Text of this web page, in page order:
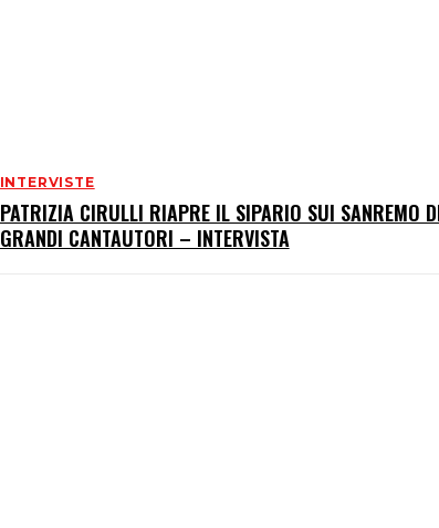
INTERVISTE
PATRIZIA CIRULLI RIAPRE IL SIPARIO SUI SANREMO
GRANDI CANTAUTORI – INTERVISTA